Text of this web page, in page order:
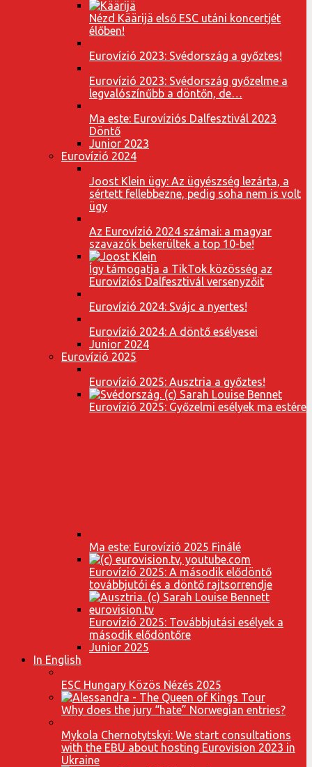
Nézd Käärijä első ESC utáni koncertjét
élőben!
Eurovízió 2023: Svédország a győztes!
Eurovízió 2023: Svédország győzelme a
legvalószínűbb a döntőn, de…
Ma este: Eurovíziós Dalfesztivál 2023
Döntő
Junior 2023
Eurovízió 2024
Joost Klein ügy: Az ügyészség lezárta, a
sértett fellebbezne, pedig soha nem is volt
ügy
Az Eurovízió 2024 számai: a magyar
szavazók bekerültek a top 10-be!
Így támogatja a TikTok közösség az
Eurovíziós Dalfesztivál versenyzőit
Eurovízió 2024: Svájc a nyertes!
Eurovízió 2024: A döntő esélyesei
Junior 2024
Eurovízió 2025
Eurovízió 2025: Ausztria a győztes!
Eurovízió 2025: Győzelmi esélyek ma estére
Ma este: Eurovízió 2025 Finálé
Eurovízió 2025: A második elődöntő
továbbjutói és a döntő rajtsorrendje
Eurovízió 2025: Továbbjutási esélyek a
második elődöntőre
Junior 2025
In English
ESC Hungary Közös Nézés 2025
Why does the jury “hate” Norwegian entries?
Mykola Chernotytskyi: We start consultations
with the EBU about hosting Eurovision 2023 in
Ukraine